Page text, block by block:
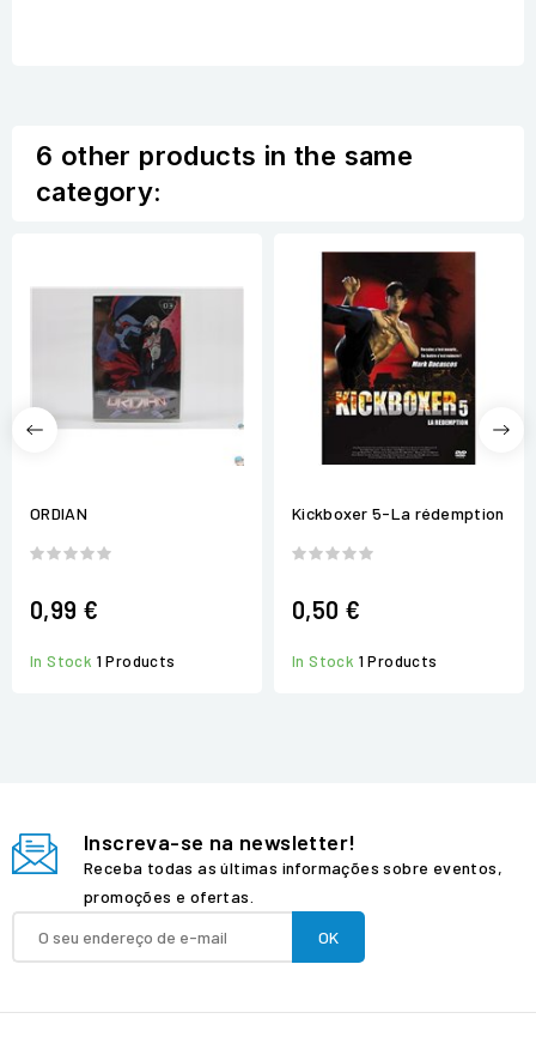
6 other products in the same
category:
ORDIAN
0,99 €
In Stock 1 Products
Kickboxer 5-La rédemption
0,50 €
In Stock 1 Products
Inscreva-se na newsletter!
Receba todas as últimas informações sobre eventos,
promoções e ofertas.